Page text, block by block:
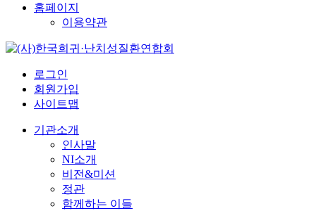
홈페이지
이용약관
로그인
회원가입
사이트맵
기관소개
인사말
NI소개
비전&미션
정관
함께하는 이들